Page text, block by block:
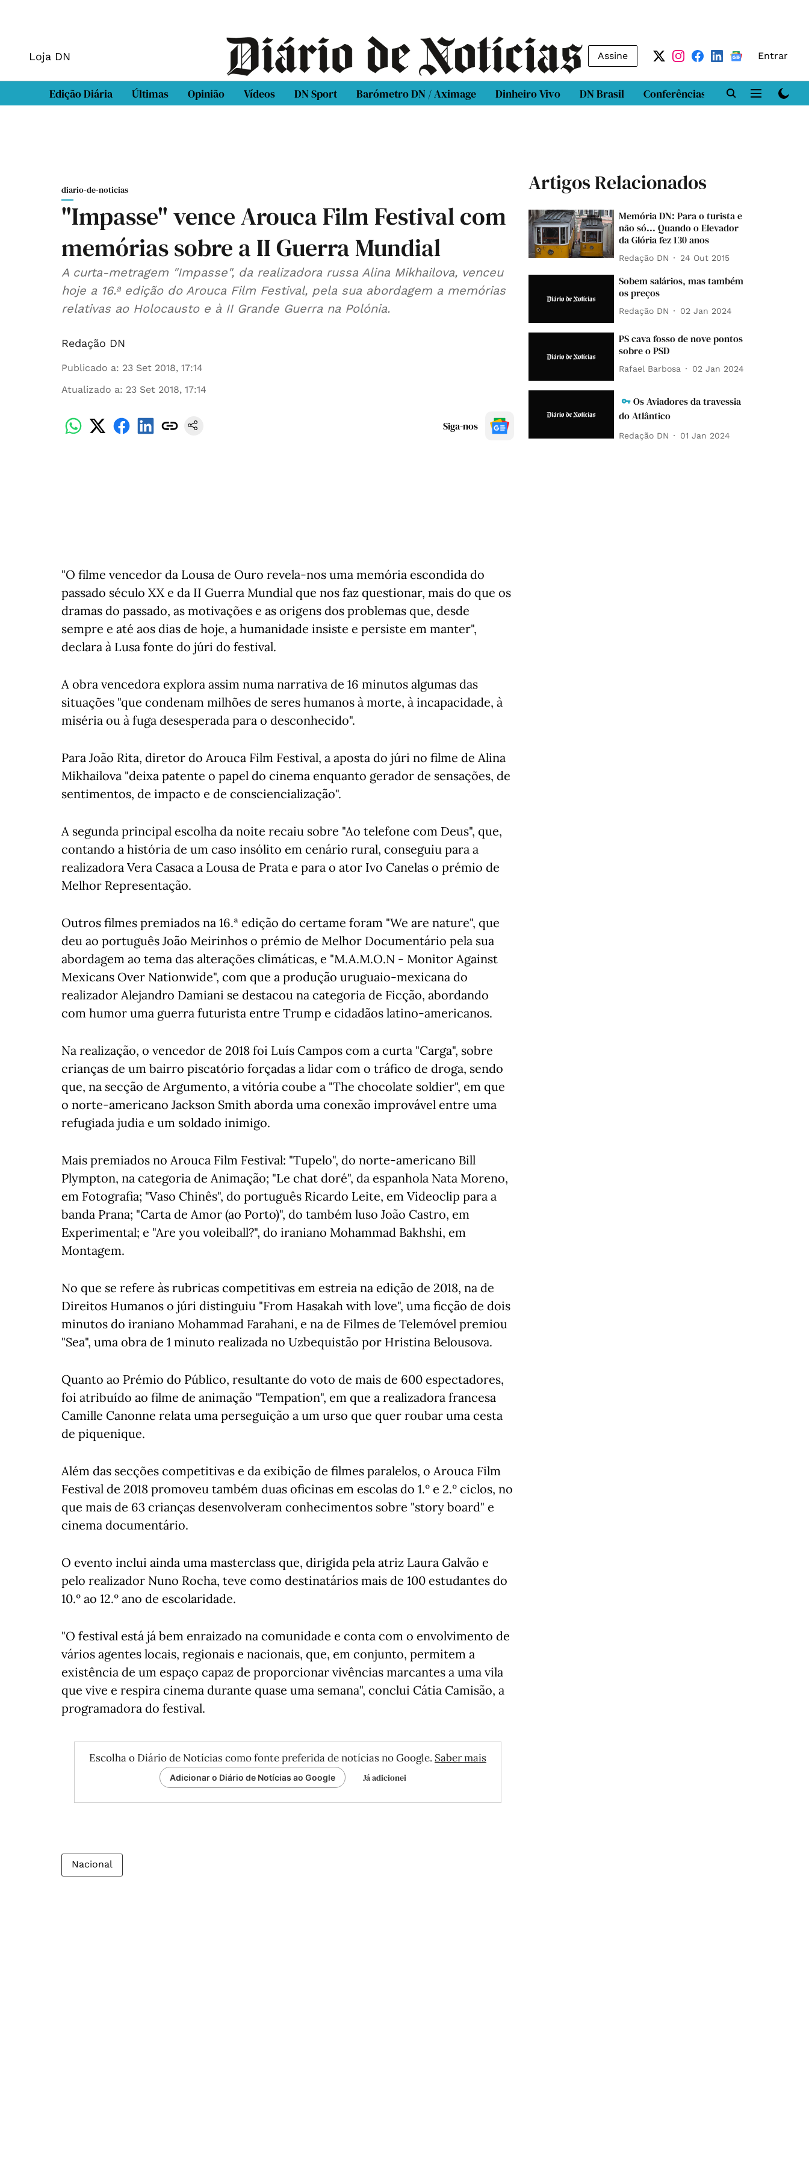
Loja DN Assine Entrar
Edição Diária Últimas Opinião Vídeos DN Sport Barómetro DN / Aximage Dinheiro Vivo DN Brasil Conferências DN LAB
diario-de-noticias
"Impasse" vence Arouca Film Festival com
memórias sobre a II Guerra Mundial
A curta-metragem "Impasse", da realizadora russa Alina Mikhailova, venceu
hoje a 16.ª edição do Arouca Film Festival, pela sua abordagem a memórias
relativas ao Holocausto e à II Grande Guerra na Polónia.
Redação DN
Publicado a: 23 Set 2018, 17:14
Atualizado a: 23 Set 2018, 17:14
Siga-nos
"O filme vencedor da Lousa de Ouro revela-nos uma memória escondida do
passado século XX e da II Guerra Mundial que nos faz questionar, mais do que os
dramas do passado, as motivações e as origens dos problemas que, desde
sempre e até aos dias de hoje, a humanidade insiste e persiste em manter",
declara à Lusa fonte do júri do festival.
A obra vencedora explora assim numa narrativa de 16 minutos algumas das
situações "que condenam milhões de seres humanos à morte, à incapacidade, à
miséria ou à fuga desesperada para o desconhecido".
Para João Rita, diretor do Arouca Film Festival, a aposta do júri no filme de Alina
Mikhailova "deixa patente o papel do cinema enquanto gerador de sensações, de
sentimentos, de impacto e de consciencialização".
A segunda principal escolha da noite recaiu sobre "Ao telefone com Deus", que,
contando a história de um caso insólito em cenário rural, conseguiu para a
realizadora Vera Casaca a Lousa de Prata e para o ator Ivo Canelas o prémio de
Melhor Representação.
Outros filmes premiados na 16.ª edição do certame foram "We are nature", que
deu ao português João Meirinhos o prémio de Melhor Documentário pela sua
abordagem ao tema das alterações climáticas, e "M.A.M.O.N - Monitor Against
Mexicans Over Nationwide", com que a produção uruguaio-mexicana do
realizador Alejandro Damiani se destacou na categoria de Ficção, abordando
com humor uma guerra futurista entre Trump e cidadãos latino-americanos.
Na realização, o vencedor de 2018 foi Luís Campos com a curta "Carga", sobre
crianças de um bairro piscatório forçadas a lidar com o tráfico de droga, sendo
que, na secção de Argumento, a vitória coube a "The chocolate soldier", em que
o norte-americano Jackson Smith aborda uma conexão improvável entre uma
refugiada judia e um soldado inimigo.
Mais premiados no Arouca Film Festival: "Tupelo", do norte-americano Bill
Plympton, na categoria de Animação; "Le chat doré", da espanhola Nata Moreno,
em Fotografia; "Vaso Chinês", do português Ricardo Leite, em Videoclip para a
banda Prana; "Carta de Amor (ao Porto)", do também luso João Castro, em
Experimental; e "Are you voleiball?", do iraniano Mohammad Bakhshi, em
Montagem.
No que se refere às rubricas competitivas em estreia na edição de 2018, na de
Direitos Humanos o júri distinguiu "From Hasakah with love", uma ficção de dois
minutos do iraniano Mohammad Farahani, e na de Filmes de Telemóvel premiou
"Sea", uma obra de 1 minuto realizada no Uzbequistão por Hristina Belousova.
Quanto ao Prémio do Público, resultante do voto de mais de 600 espectadores,
foi atribuído ao filme de animação "Tempation", em que a realizadora francesa
Camille Canonne relata uma perseguição a um urso que quer roubar uma cesta
de piquenique.
Além das secções competitivas e da exibição de filmes paralelos, o Arouca Film
Festival de 2018 promoveu também duas oficinas em escolas do 1.º e 2.º ciclos, no
que mais de 63 crianças desenvolveram conhecimentos sobre "story board" e
cinema documentário.
O evento inclui ainda uma masterclass que, dirigida pela atriz Laura Galvão e
pelo realizador Nuno Rocha, teve como destinatários mais de 100 estudantes do
10.º ao 12.º ano de escolaridade.
"O festival está já bem enraizado na comunidade e conta com o envolvimento de
vários agentes locais, regionais e nacionais, que, em conjunto, permitem a
existência de um espaço capaz de proporcionar vivências marcantes a uma vila
que vive e respira cinema durante quase uma semana", conclui Cátia Camisão, a
programadora do festival.
Escolha o Diário de Notícias como fonte preferida de notícias no Google. Saber mais
Adicionar o Diário de Notícias ao Google Já adicionei
Nacional
Artigos Relacionados
Memória DN: Para o turista e
não só... Quando o Elevador
da Glória fez 130 anos
Redação DN 24 Out 2015
Sobem salários, mas também
os preços
Redação DN 02 Jan 2024
PS cava fosso de nove pontos
sobre o PSD
Rafael Barbosa 02 Jan 2024
Os Aviadores da travessia
do Atlântico
Redação DN 01 Jan 2024